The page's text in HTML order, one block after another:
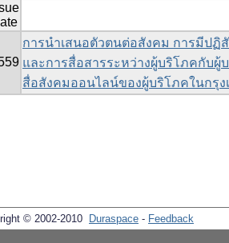
การนำเสนอตัวตนต่อสังคม การมีป
และการสื่อสารระหว่างผู้บริโภคกับ
สื่อสังคมออนไลน์ของผู้บริโภคในกรุ
© 2002-2010 Duraspace - Feedback